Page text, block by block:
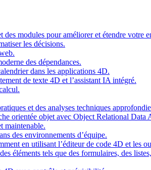
des modules pour améliorer et étendre votre
les décisions.
des dépendances.
dans les applications 4D.
de texte 4D et l’assistant IA intégré.
et des analyses techniques
orientée objet avec Object Relational Data
maintenable.
des environnements d’équipe.
en utilisant l’éditeur de code 4D et les
éléments tels que des formulaires, des